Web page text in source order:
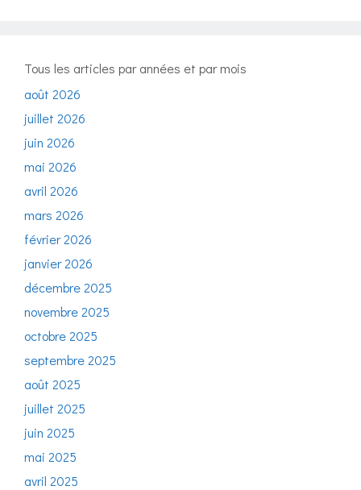
Tous les articles par années et par mois
août 2026
juillet 2026
juin 2026
mai 2026
avril 2026
mars 2026
février 2026
janvier 2026
décembre 2025
novembre 2025
octobre 2025
septembre 2025
août 2025
juillet 2025
juin 2025
mai 2025
avril 2025